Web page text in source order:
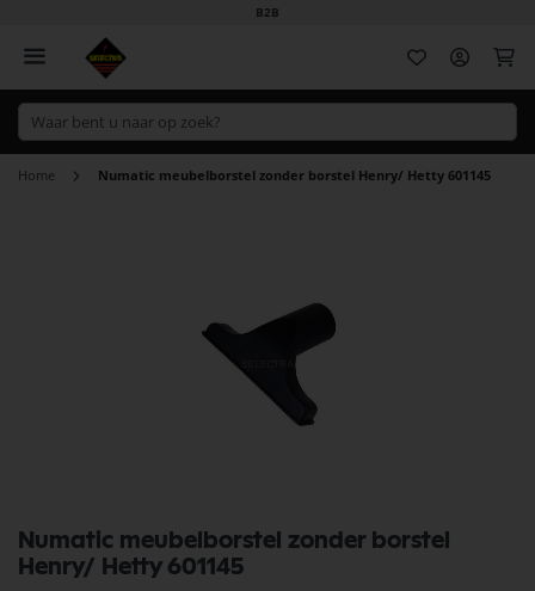
B2B
Home Numatic meubelborstel zonder borstel Henry/ Hetty 601145
Numatic meubelborstel zonder borstel
Henry/ Hetty 601145
naar
het